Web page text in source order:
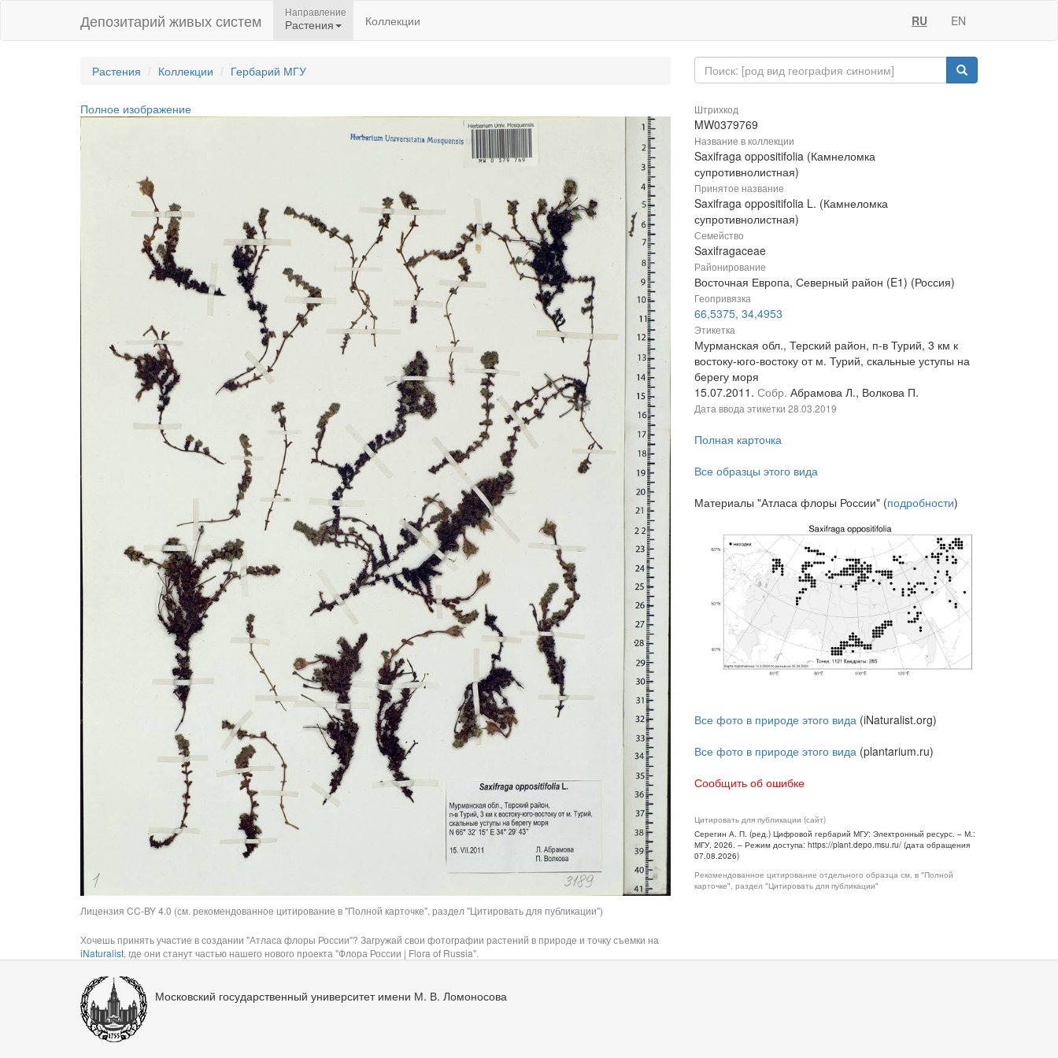
Депозитарий живых систем Направление
Растения Коллекции RU EN
Растения Коллекции Гербарий МГУ
Полное изображение
Лицензия CC-BY 4.0 (см. рекомендованное цитирование в "Полной карточке", раздел "Цитировать для публикации")
Хочешь принять участие в создании "Атласа флоры России"? Загружай свои фотографии растений в природе и точку съемки на
iNaturalist, где они станут частью нашего нового проекта "Флора России | Flora of Russia".
Штрихкод
MW0379769
Название в коллекции
Saxifraga oppositifolia (Камнеломка
супротивнолистная)
Принятое название
Saxifraga oppositifolia L. (Камнеломка
супротивнолистная)
Семейство
Saxifragaceae
Районирование
Восточная Европа, Северный район (E1) (Россия)
Геопривязка
66,5375, 34,4953
Этикетка
Мурманская обл., Терский район, п-в Турий, 3 км к
востоку-юго-востоку от м. Турий, скальные уступы на
берегу моря
15.07.2011. Собр. Абрамова Л., Волкова П.
Дата ввода этикетки 28.03.2019
Полная карточка
Все образцы этого вида
Материалы "Атласа флоры России" (подробности)
Все фото в природе этого вида (iNaturalist.org)
Все фото в природе этого вида (plantarium.ru)
Сообщить об ошибке
Цитировать для публикации (сайт)
Серегин А. П. (ред.) Цифровой гербарий МГУ: Электронный ресурс. – М.:
МГУ, 2026. – Режим доступа: https://plant.depo.msu.ru/ (дата обращения
07.08.2026)
Рекомендованное цитирование отдельного образца см. в "Полной
карточке", раздел "Цитировать для публикации"
Московский государственный университет имени М. В. Ломоносова